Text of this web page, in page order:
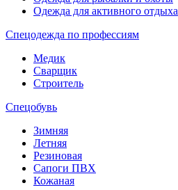
Одежда для активного отдыха
Спецодежда по профессиям
Медик
Сварщик
Строитель
Спецобувь
Зимняя
Летняя
Резиновая
Сапоги ПВХ
Кожаная